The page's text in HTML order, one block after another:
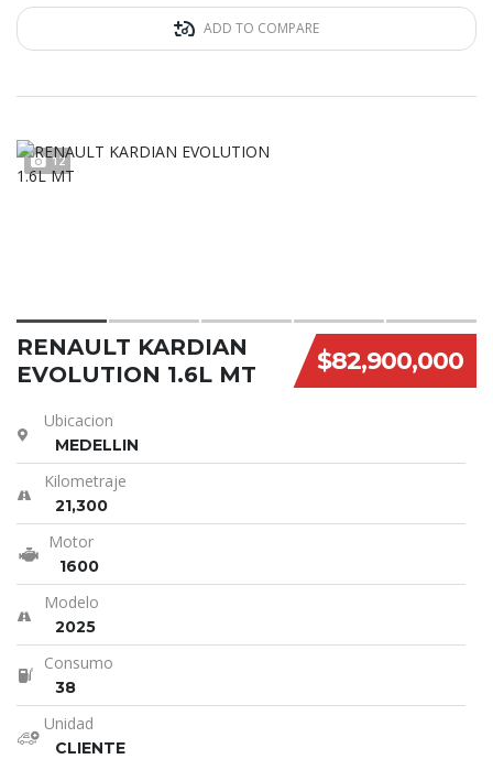
ADD TO COMPARE
12
$82,900,000
RENAULT KARDIAN
EVOLUTION 1.6L MT
Ubicacion
MEDELLIN
Kilometraje
21,300
Motor
1600
Modelo
2025
Consumo
38
Unidad
CLIENTE